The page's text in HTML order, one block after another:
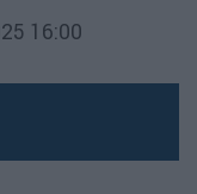
16:00